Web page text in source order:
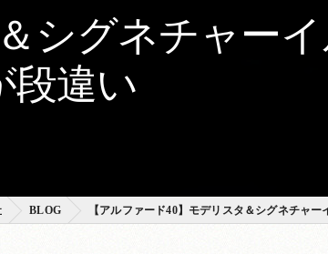
シグネチャー
段違い
BLOG 【アルファード40】モデリスタ＆シグネチャ